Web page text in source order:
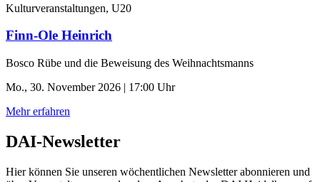
Kulturveranstaltungen, U20
Finn-Ole Heinrich
Bosco Rübe und die Beweisung des Weihnachtsmanns
Mo., 30. November 2026 | 17:00 Uhr
Mehr erfahren
DAI-Newsletter
Hier können Sie unseren wöchentlichen Newsletter abonnieren und